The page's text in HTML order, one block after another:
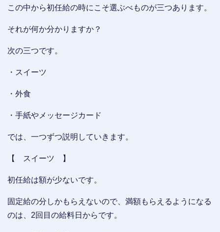
この中から初任給の時にこそ選ぶべものが三つあります。
それが何か分かりますか？
次の三つです。
・スイーツ
・外食
・手紙やメッセージカード
では、一つずつ説明していきます。
【 スイーツ 】
初任給は額が少ないです。
固定給の分しかもらえないので、満額もらえるようになる
のは、2回目の給料日からです。